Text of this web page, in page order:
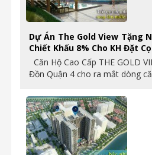
Dự Án The Gold View Tặng
Chiết Khấu 8% Cho KH Đặt
Căn Hộ Cao Cấp THE GOLD
Đồn Quận 4 cho ra mắt dòng